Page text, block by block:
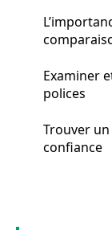
Examiner
polices
Trouver
confiance